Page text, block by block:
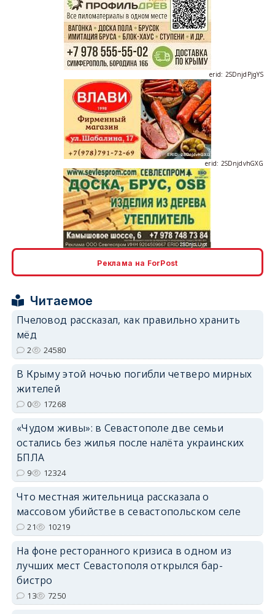
erid: 2SDnjdPjgYS
erid: 2SDnjdvhGXG
erid: 2SDnjcLUypt
erid: 2SDnjdPjgYS
Реклама на ForPost
Читаемое
Пчеловод рассказал, как правильно хранить
мёд
2 24580
В Крыму этой ночью погибли четверо мирных
жителей
0 17268
«Чудом живы»: в Севастополе две семьи
остались без жилья после налёта украинских
БПЛА
9 12324
Что местная жительница рассказала о
массовом убийстве в севастопольском селе
21 10219
На фоне ресторанного кризиса в одном из
лучших мест Севастополя открылся бар-
бистро
13 7250